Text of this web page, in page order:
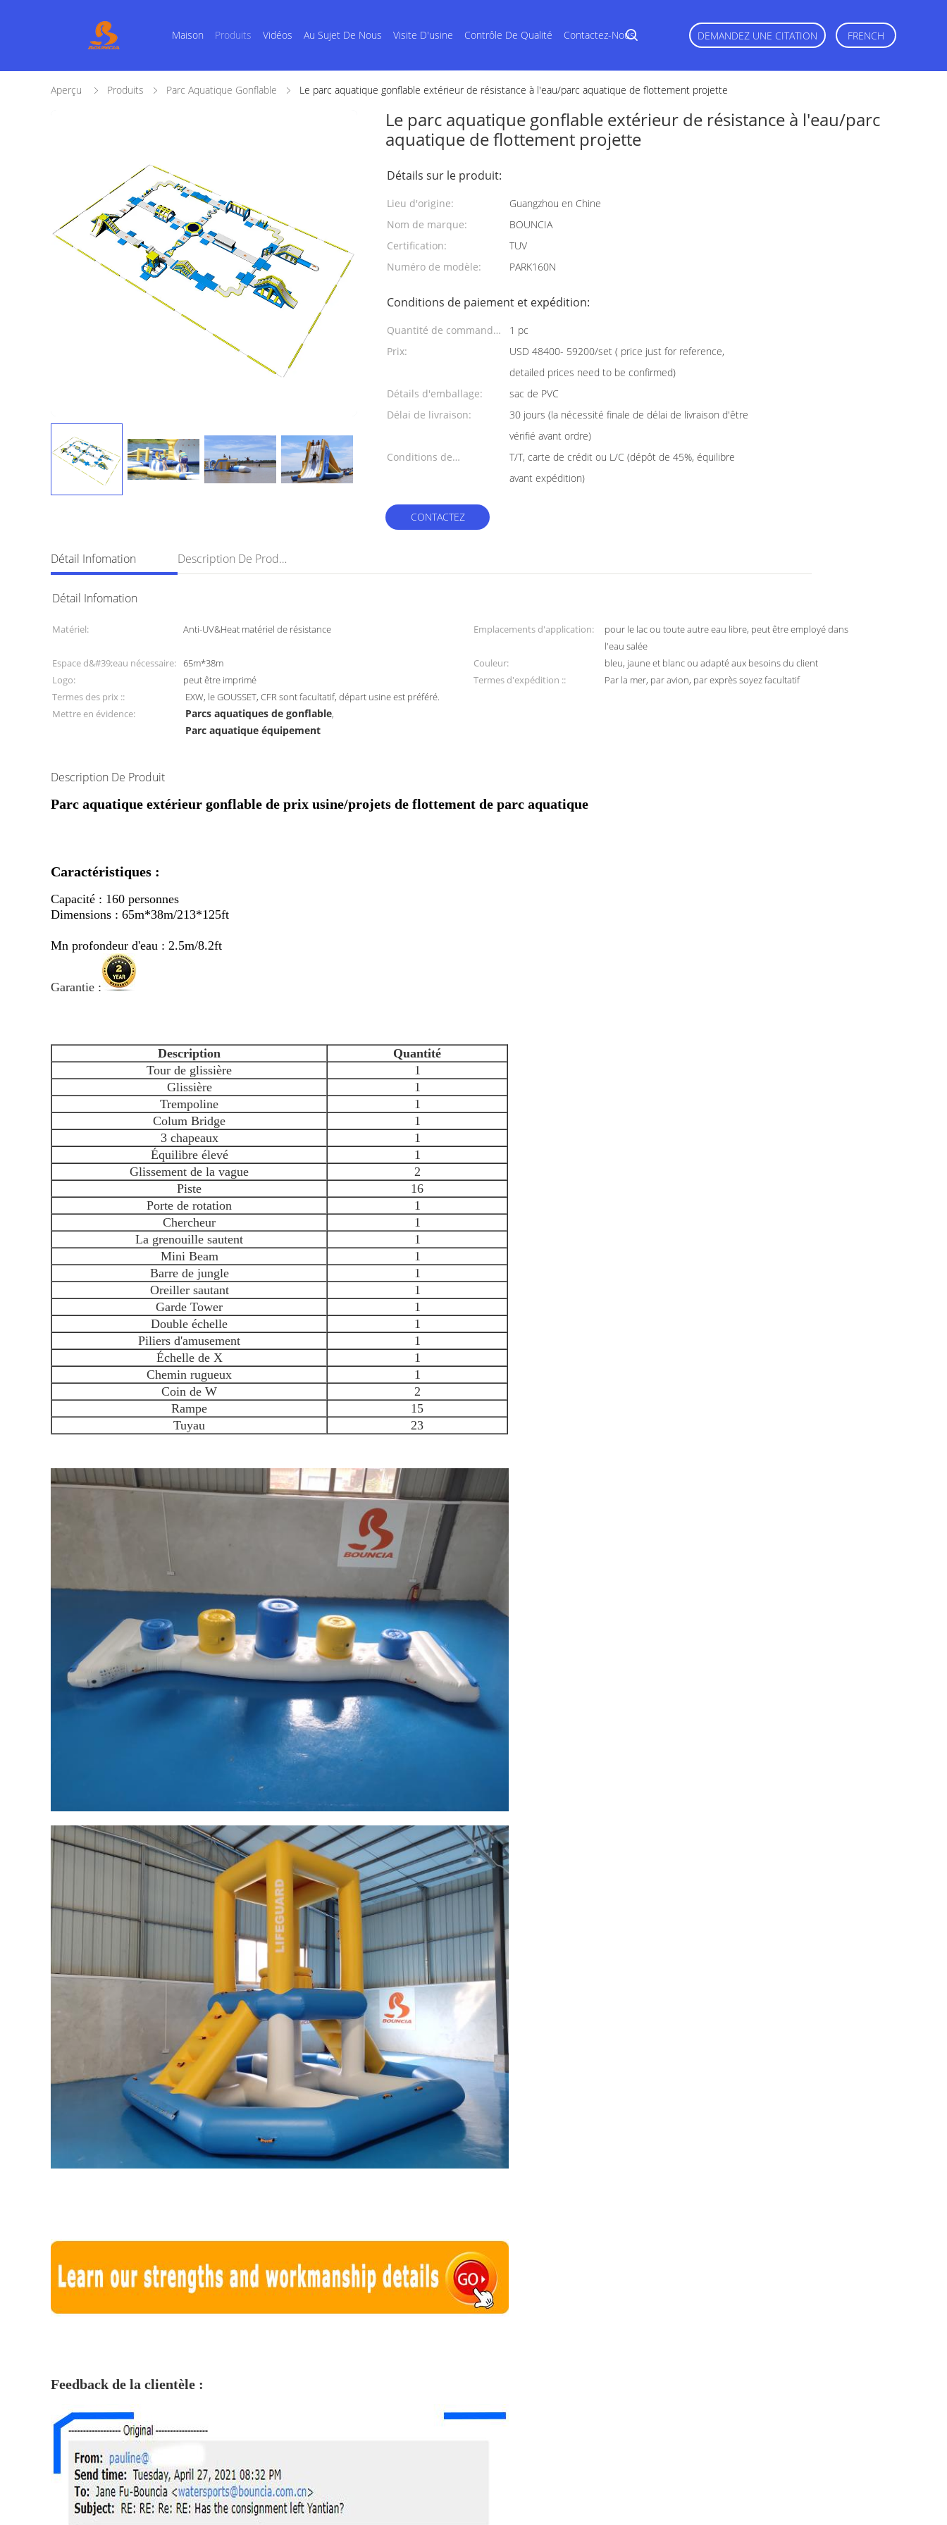
Maison Produits Vidéos Au Sujet De Nous Visite D'usine Contrôle De Qualité Contactez-Nous DEMANDEZ UNE CITATION FRENCH
Aperçu Produits Parc Aquatique Gonflable Le parc aquatique gonflable extérieur de résistance à l'eau/parc aquatique de flottement projette
Le parc aquatique gonflable extérieur de résistance à l'eau/parc
aquatique de flottement projette
Détails sur le produit:
Lieu d'origine:
Guangzhou en Chine
Nom de marque:
BOUNCIA
Certification:
TUV
Numéro de modèle:
PARK160N
Conditions de paiement et expédition:
Quantité de commande
min:
1 pc
Prix:
USD 48400- 59200/set ( price just for reference,
detailed prices need to be confirmed)
Détails d'emballage:
sac de PVC
Délai de livraison:
30 jours (la nécessité finale de délai de livraison d'être
vérifié avant ordre)
Conditions de
T/T, carte de crédit ou L/C (dépôt de 45%, équilibre
avant expédition)
CONTACTEZ
Détail Infomation Description De Produit
Détail Infomation
Matériel: Anti-UV&Heat matériel de résistance Emplacements d'application:
pour le lac ou toute autre eau libre, peut être employé dans
l'eau salée
Espace d&#39;eau nécessaire: 65m*38m Couleur:
bleu, jaune et blanc ou adapté aux besoins du client
Logo:
peut être imprimé Termes d'expédition ::
Par la mer, par avion, par exprès soyez facultatif
Termes des prix ::
EXW, le GOUSSET, CFR sont facultatif, départ usine est préféré.
Mettre en évidence:
Parcs aquatiques de gonflable,
Parc aquatique équipement
Description De Produit
Parc aquatique extérieur gonflable de prix usine/projets de flottement de parc aquatique
Caractéristiques :
Capacité : 160 personnes
Dimensions : 65m*38m/213*125ft
Mn profondeur d'eau : 2.5m/8.2ft
Garantie :
Description
Quantité
Tour de glissière
1
Glissière
1
Trempoline
1
Colum Bridge
1
3 chapeaux
1
Équilibre élevé
1
Glissement de la vague
2
Piste
16
Porte de rotation
1
Chercheur
1
La grenouille sautent
1
Mini Beam
1
Barre de jungle
1
Oreiller sautant
1
Garde Tower
1
Double échelle
1
Piliers d'amusement
1
Échelle de X
1
Chemin rugueux
1
Coin de W
2
Rampe
15
Tuyau
23
Feedback de la clientèle :